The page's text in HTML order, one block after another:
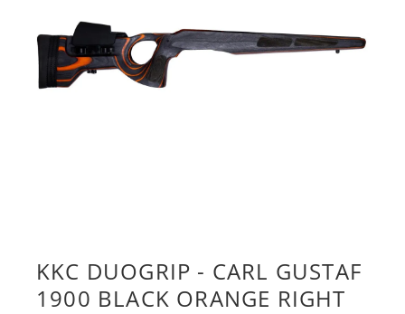
KKC DUOGRIP - CARL GUSTAF
1900 BLACK ORANGE RIGHT